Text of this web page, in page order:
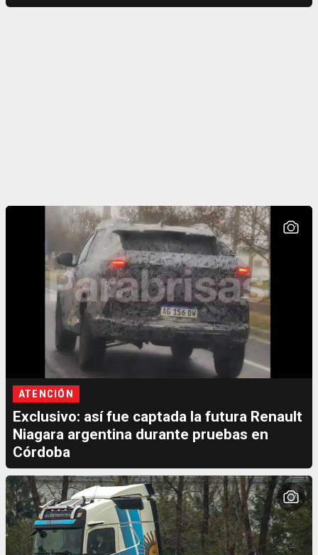
ATENCIÓN
Exclusivo: así fue captada la futura Renault
Niagara argentina durante pruebas en
Córdoba